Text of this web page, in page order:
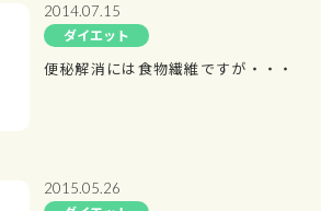
2014.07.15
ダイエット
便秘解消には食物繊維ですが・・・
2015.05.26